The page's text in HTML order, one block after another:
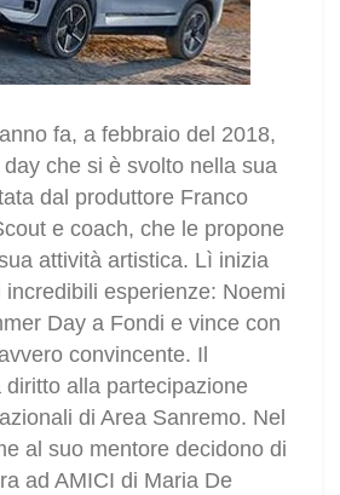
fa, a febbraio del 2018,
che si è svolto nella sua
dal produttore Franco
e coach, che le propone
attività artistica. Lì inizia
esperienze: Noemi
Day a Fondi e vince con
convincente. Il
diritto alla partecipazione
di Area Sanremo. Nel
al suo mentore decidono di
ad AMICI di Maria De